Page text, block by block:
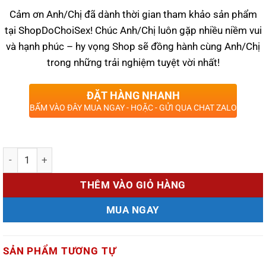
Cảm ơn Anh/Chị đã dành thời gian tham khảo sản phẩm
tại ShopDoChoiSex! Chúc Anh/Chị luôn gặp nhiều niềm vui
và hạnh phúc – hy vọng Shop sẽ đồng hành cùng Anh/Chị
trong những trải nghiệm tuyệt vời nhất!
ĐẶT HÀNG NHANH
BẤM VÀO ĐÂY MUA NGAY - HOẶC - GỬI QUA CHAT ZALO
Số lượng
THÊM VÀO GIỎ HÀNG
MUA NGAY
SẢN PHẨM TƯƠNG TỰ